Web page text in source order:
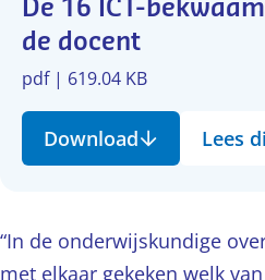
De 16 ICT-
de docent
pdf | 619.04 KB
Download Lees
“In de onderwijskundige
met elkaar gekeken welk